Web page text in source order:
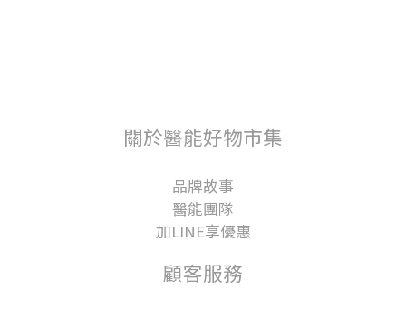
關於醫能好物市集
品牌故事
醫能團隊
加LINE享優惠
顧客服務